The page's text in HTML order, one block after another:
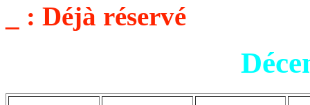
_ : Déjà réservé